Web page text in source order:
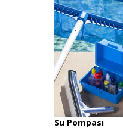
Su Pompası